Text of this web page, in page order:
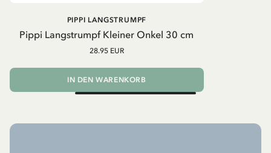
Pippi Langstrumpf Kleiner Onkel 30 cm
PIPPI LANGSTRUMPF
28.95 EUR
IN DEN WARENKORB